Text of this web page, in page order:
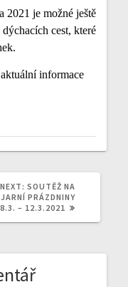
2021 je možné ještě
cest, které
informace
NEXT: NEXT
POST:
SOUTĚŽ NA
JARNÍ PRÁZDNINY
8.3. – 12.3.2021